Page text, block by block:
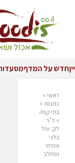
ייןחדש על המדף
ראשי »
כתבות »
בתי קפה
» ד"ר
לק: ופל
בלגי
אמיתי
וסחלב